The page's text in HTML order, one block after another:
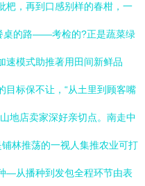
杷，再到口感别样的春柑，一
桌的路——考检的?正是蔬菜绿
速模式助推著用田间新鲜品
目标保不让，“从土里到顾客嘴
地店卖家深好亲切点。南走中
林推荡的一视人集推农业可打
—从播种到发包全程环节由表